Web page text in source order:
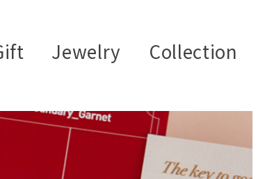
Jewelry Collection